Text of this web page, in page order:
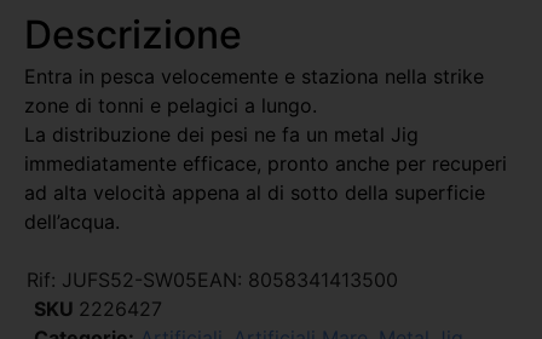
Descrizione
Entra in pesca velocemente e staziona nella strike
zone di tonni e pelagici a lungo.
La distribuzione dei pesi ne fa un metal Jig
immediatamente efficace, pronto anche per recuperi
ad alta velocità appena al di sotto della superficie
dell’acqua.
Rif: JUFS52-SW05EAN: 8058341413500
SKU 2226427